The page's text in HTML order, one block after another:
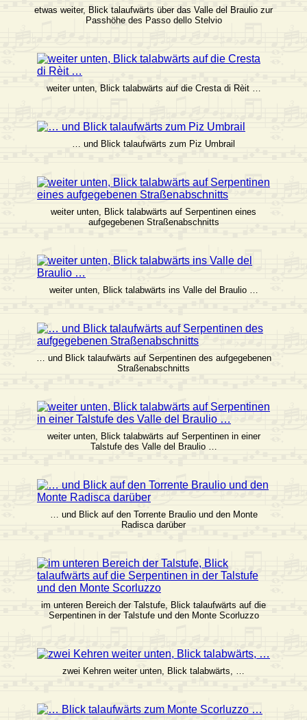
etwas weiter, Blick talaufwärts über das Valle del Braulio zur
Passhöhe des Passo dello Stelvio
weiter unten, Blick talabwärts auf die Cresta di Rèit …
… und Blick talaufwärts zum Piz Umbrail
weiter unten, Blick talabwärts auf Serpentinen eines
aufgegebenen Straßenabschnitts
weiter unten, Blick talabwärts ins Valle del Braulio …
… und Blick talaufwärts auf Serpentinen des aufgegebenen
Straßenabschnitts
weiter unten, Blick talabwärts auf Serpentinen in einer
Talstufe des Valle del Braulio …
… und Blick auf den Torrente Braulio und den Monte
Radisca darüber
im unteren Bereich der Talstufe, Blick talaufwärts auf die
Serpentinen in der Talstufe und den Monte Scorluzzo
zwei Kehren weiter unten, Blick talabwärts, …